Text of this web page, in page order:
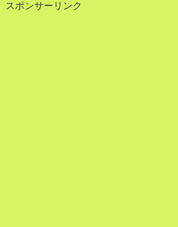
スポンサーリンク